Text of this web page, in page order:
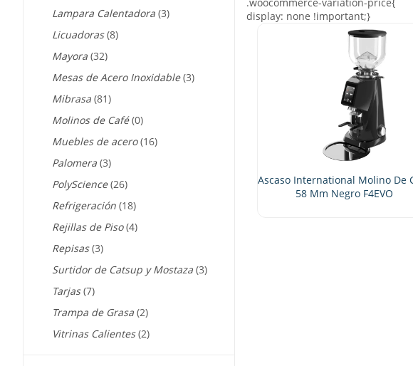
Lampara Calentadora (3)
Licuadoras (8)
Mayora (32)
Mesas de Acero Inoxidable (3)
Mibrasa (81)
Molinos de Café (0)
Muebles de acero (16)
Palomera (3)
PolyScience (26)
Refrigeración (18)
Rejillas de Piso (4)
Repisas (3)
Surtidor de Catsup y Mostaza (3)
Tarjas (7)
Trampa de Grasa (2)
Vitrinas Calientes (2)
Ascaso International Molino De
58 Mm Negro F4EVO